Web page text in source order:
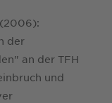
(2006):
der
an der TFH
und